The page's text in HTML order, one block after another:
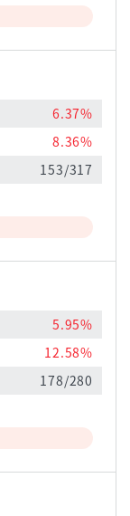
6.37%
8.36%
153/317
5.95%
12.58%
178/280